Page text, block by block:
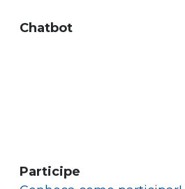
Chatbot
Participe